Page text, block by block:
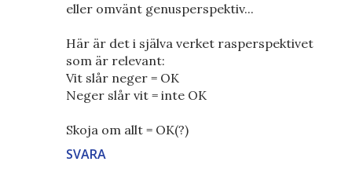
eller omvänt genusperspektiv...
Här är det i själva verket rasperspektivet
som är relevant:
Vit slår neger = OK
Neger slår vit = inte OK
Skoja om allt = OK(?)
SVARA